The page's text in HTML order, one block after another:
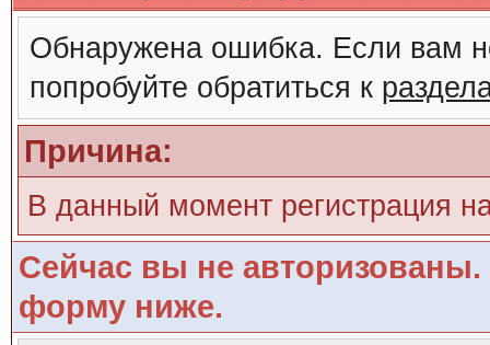
Обнаружена ошибка. Если вам
попробуйте обратиться к
Причина:
В данный момент регистрация
Сейчас вы не авторизованы.
форму ниже.